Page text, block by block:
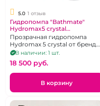
5.0 1 отзыв
Гидропомпа "Bathmate"
Hydromax5 crystal
прозрачная
Прозрачная гидропомпа
Hydromax 5 crystal от бренда
"Bathmate"
В наличии: 1 шт.
18 500 pуб.
В корзину